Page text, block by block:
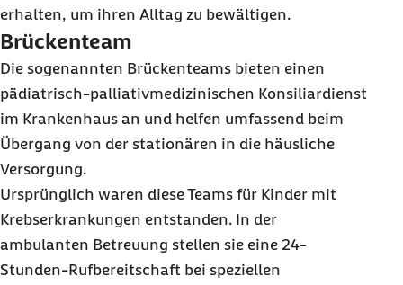
erhalten, um ihren Alltag zu bewältigen.
Brückenteam
Die sogenannten Brückenteams bieten einen
pädiatrisch-palliativmedizinischen Konsiliardienst
im Krankenhaus an und helfen umfassend beim
Übergang von der stationären in die häusliche
Versorgung.
Ursprünglich waren diese Teams für Kinder mit
Krebserkrankungen entstanden. In der
ambulanten Betreuung stellen sie eine 24-
Stunden-Rufbereitschaft bei speziellen